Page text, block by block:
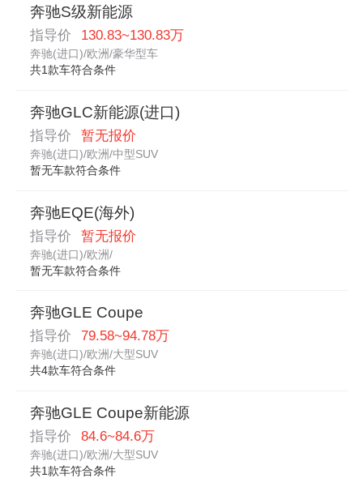
奔驰S级新能源
指导价 130.83~130.83万
奔驰(进口)/欧洲/豪华型车
共1款车符合条件
奔驰GLC新能源(进口)
指导价 暂无报价
奔驰(进口)/欧洲/中型SUV
暂无车款符合条件
奔驰EQE(海外)
指导价 暂无报价
奔驰(进口)/欧洲/
暂无车款符合条件
奔驰GLE Coupe
指导价 79.58~94.78万
奔驰(进口)/欧洲/大型SUV
共4款车符合条件
奔驰GLE Coupe新能源
指导价 84.6~84.6万
奔驰(进口)/欧洲/大型SUV
共1款车符合条件